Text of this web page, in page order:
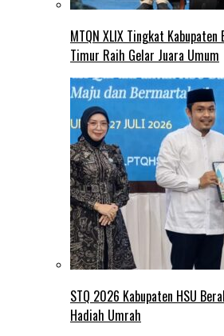
MTQN XLIX Tingkat
Timur Raih Gelar Juara Umum
STQ 2026 Kabupaten HSU
Hadiah Umrah